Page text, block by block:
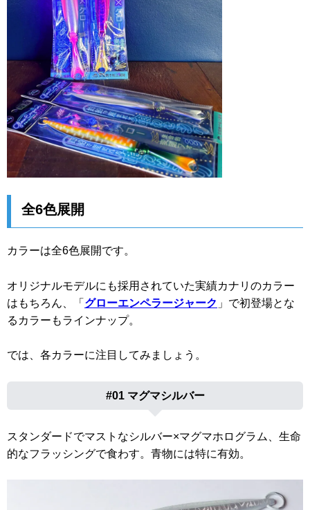
全6色展開
カラーは全6色展開です。
オリジナルモデルにも採用されていた実績カナリのカラー
はもちろん、「 グローエンペラージャーク 」で初登場とな
るカラーもラインナップ。
では、各カラーに注目してみましょう。
#01 マグマシルバー
スタンダードでマストなシルバー×マグマホログラム、生命
的なフラッシングで食わす。青物には特に有効。